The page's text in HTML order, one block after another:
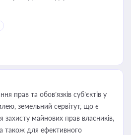
прав та обов’язків суб’єктів у
земельний сервітут, що є
майнових прав власників,
також для ефективного